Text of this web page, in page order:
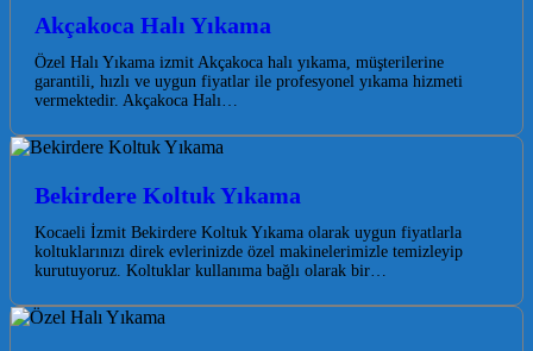
Akçakoca Halı Yıkama
Özel Halı Yıkama izmit Akçakoca halı yıkama, müşterilerine
garantili, hızlı ve uygun fiyatlar ile profesyonel yıkama hizmeti
vermektedir. Akçakoca Halı…
Bekirdere Koltuk Yıkama
Kocaeli İzmit Bekirdere Koltuk Yıkama olarak uygun fiyatlarla
koltuklarınızı direk evlerinizde özel makinelerimizle temizleyip
kurutuyoruz. Koltuklar kullanıma bağlı olarak bir…